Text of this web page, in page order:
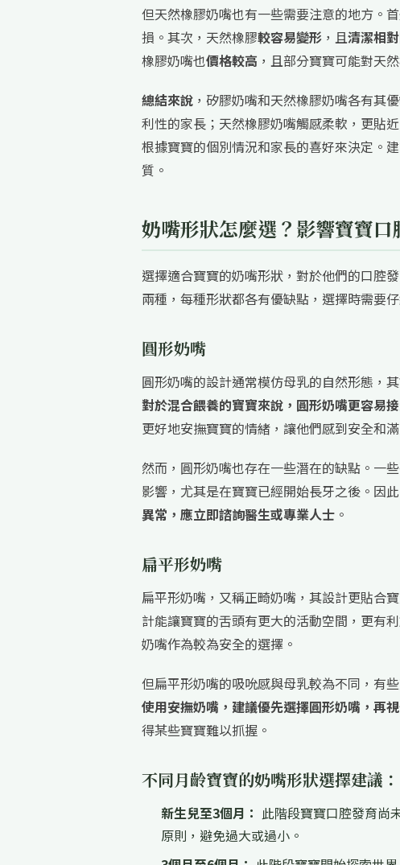
但天然橡膠奶嘴也有一些需要注意的地方。首
損。其次，天然橡膠較容易變形 ，且清潔相
橡膠奶嘴也價格較高 ，且部分寶寶可能對天
總結來說 ，矽膠奶嘴和天然橡膠奶嘴各有其
利性的家長；天然橡膠奶嘴觸感柔軟，更貼
根據寶寶的個別情況和家長的喜好來決定。
質。
奶嘴形狀怎麼選？影響寶寶口
選擇適合寶寶的奶嘴形狀，對於他們的口腔
兩種，每種形狀都各有優缺點，選擇時需要
圓形奶嘴
圓形奶嘴的設計通常模仿母乳的自然形態，
對於混合餵養的寶寶來說，圓形奶嘴更容易
更好地安撫寶寶的情緒，讓他們感到安全和滿
然而，圓形奶嘴也存在一些潛在的缺點。一
影響，尤其是在寶寶已經開始長牙之後。因此
異常，應立即諮詢醫生或專業人士 。
扁平形奶嘴
扁平形奶嘴，又稱正畸奶嘴，其設計更貼合
計能讓寶寶的舌頭有更大的活動空間，更有
奶嘴作為較為安全的選擇。
但扁平形奶嘴的吸吮感與母乳較為不同，有
使用安撫奶嘴，建議優先選擇圓形奶嘴，再
得某些寶寶難以抓握。
不同月齡寶寶的奶嘴形狀選擇建議：
新生兒至3個月： 此階段寶寶口腔發育尚
原則，避免過大或過小。